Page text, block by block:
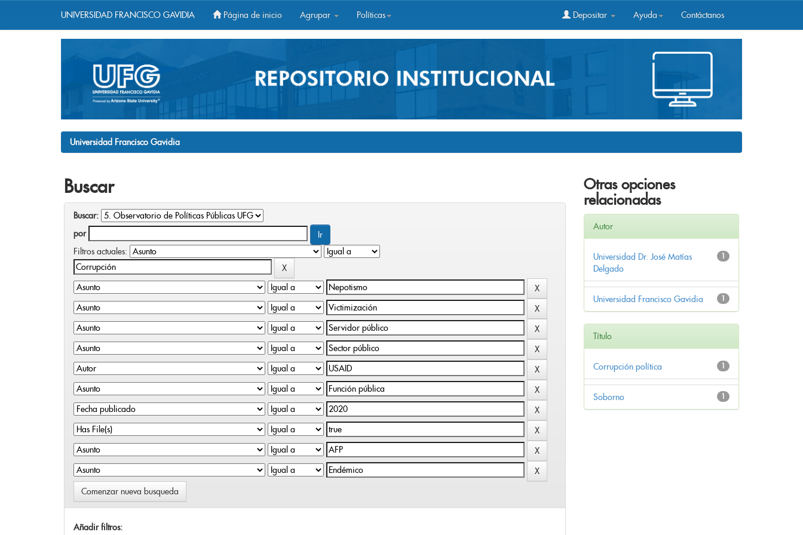
UNIVERSIDAD FRANCISCO GAVIDIA Página de inicio Agrupar Políticas Depositar Ayuda Contáctanos
Universidad Francisco Gavidia
Buscar
Buscar:
por
Filtros actuales:
Comenzar nueva busqueda
Añadir filtros:
Otras opciones
relacionadas
Autor
1
Universidad Dr. José Matías
Delgado
1
Universidad Francisco Gavidia
Título
1
Corrupción política
1
Soborno